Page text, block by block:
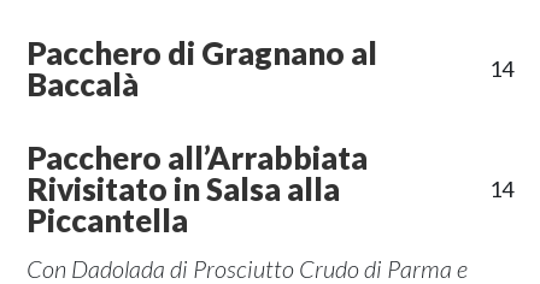
Pacchero di Gragnano al
Baccalà
14
Pacchero all’Arrabbiata
Rivisitato in Salsa alla
Piccantella
14
Con Dadolada di Prosciutto Crudo di Parma e